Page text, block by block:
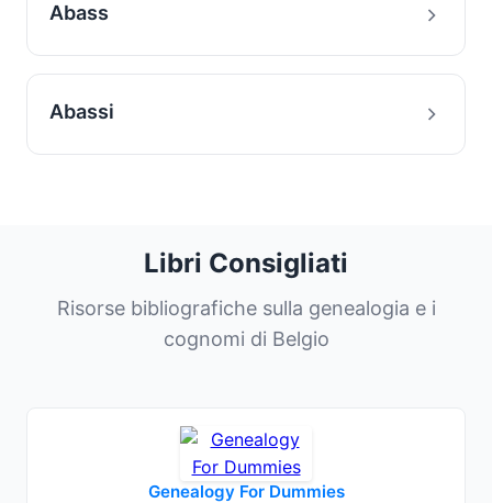
Abass
Abassi
Libri Consigliati
Risorse bibliografiche sulla genealogia e i
cognomi di Belgio
Genealogy For Dummies